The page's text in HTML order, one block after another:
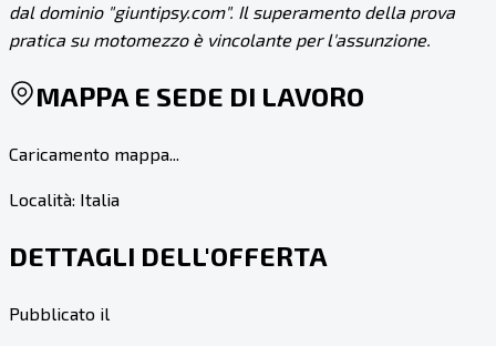
dal dominio "giuntipsy.com". Il superamento della prova
pratica su motomezzo è vincolante per l'assunzione.
MAPPA E SEDE DI LAVORO
Caricamento mappa...
Località: Italia
DETTAGLI DELL'OFFERTA
Pubblicato il